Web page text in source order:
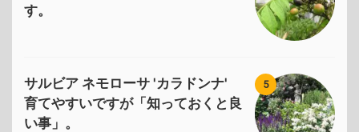
す。
5
サルビア ネモローサ 'カラドンナ'
育てやすいですが「知っておくと良
い事」。